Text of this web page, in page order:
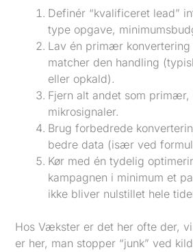
Definér “kvalificeret lead”
type opgave,
Lav én primær konvertering
matcher den handling
eller opkald).
Fjern alt andet som
mikrosignaler.
Brug forbedrede
bedre data (især ved
Kør med én tydelig
kampagnen i minimum et
ikke bliver nulstillet hele
Hos Vækster er det her ofte der,
er her, man stopper “junk” ved